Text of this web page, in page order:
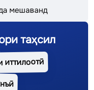
мешаванд
таҳсил
иттилоотӣ